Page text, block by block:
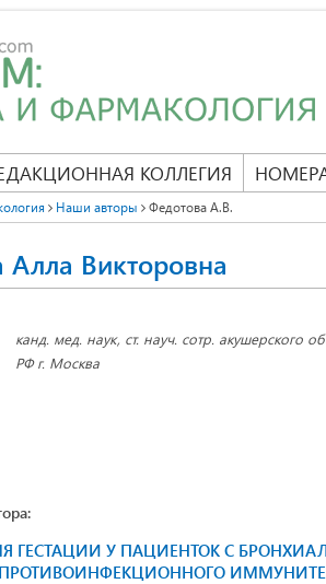
КОЛЛЕГИЯ
Наши авторы Федотова А.В.
Алла Викторовна
канд. мед. наук, ст. науч. сотр.
РФ г. Москва
ГЕСТАЦИИ У ПАЦИЕНТОК С
ПРОТИВОИНФЕКЦИОННОГО